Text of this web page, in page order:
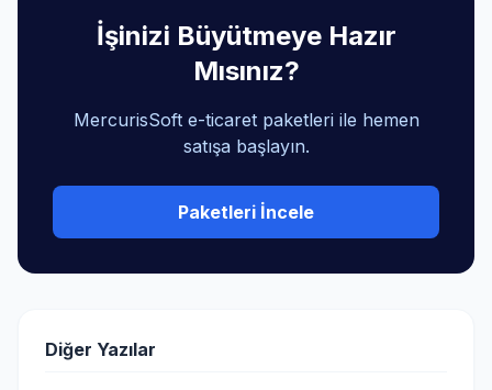
İşinizi Büyütmeye Hazır
Mısınız?
MercurisSoft e-ticaret paketleri ile hemen
satışa başlayın.
Paketleri İncele
Diğer Yazılar